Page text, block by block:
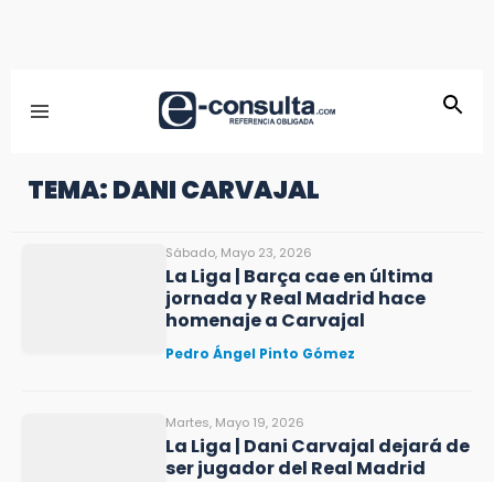
TEMA: DANI CARVAJAL
Sábado, Mayo 23, 2026
La Liga | Barça cae en última
jornada y Real Madrid hace
homenaje a Carvajal
Pedro Ángel Pinto Gómez
Martes, Mayo 19, 2026
La Liga | Dani Carvajal dejará de
ser jugador del Real Madrid